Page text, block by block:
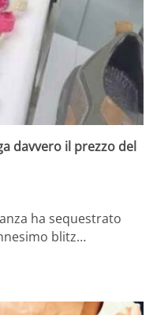
davvero il prezzo del
ha sequestrato
blitz…